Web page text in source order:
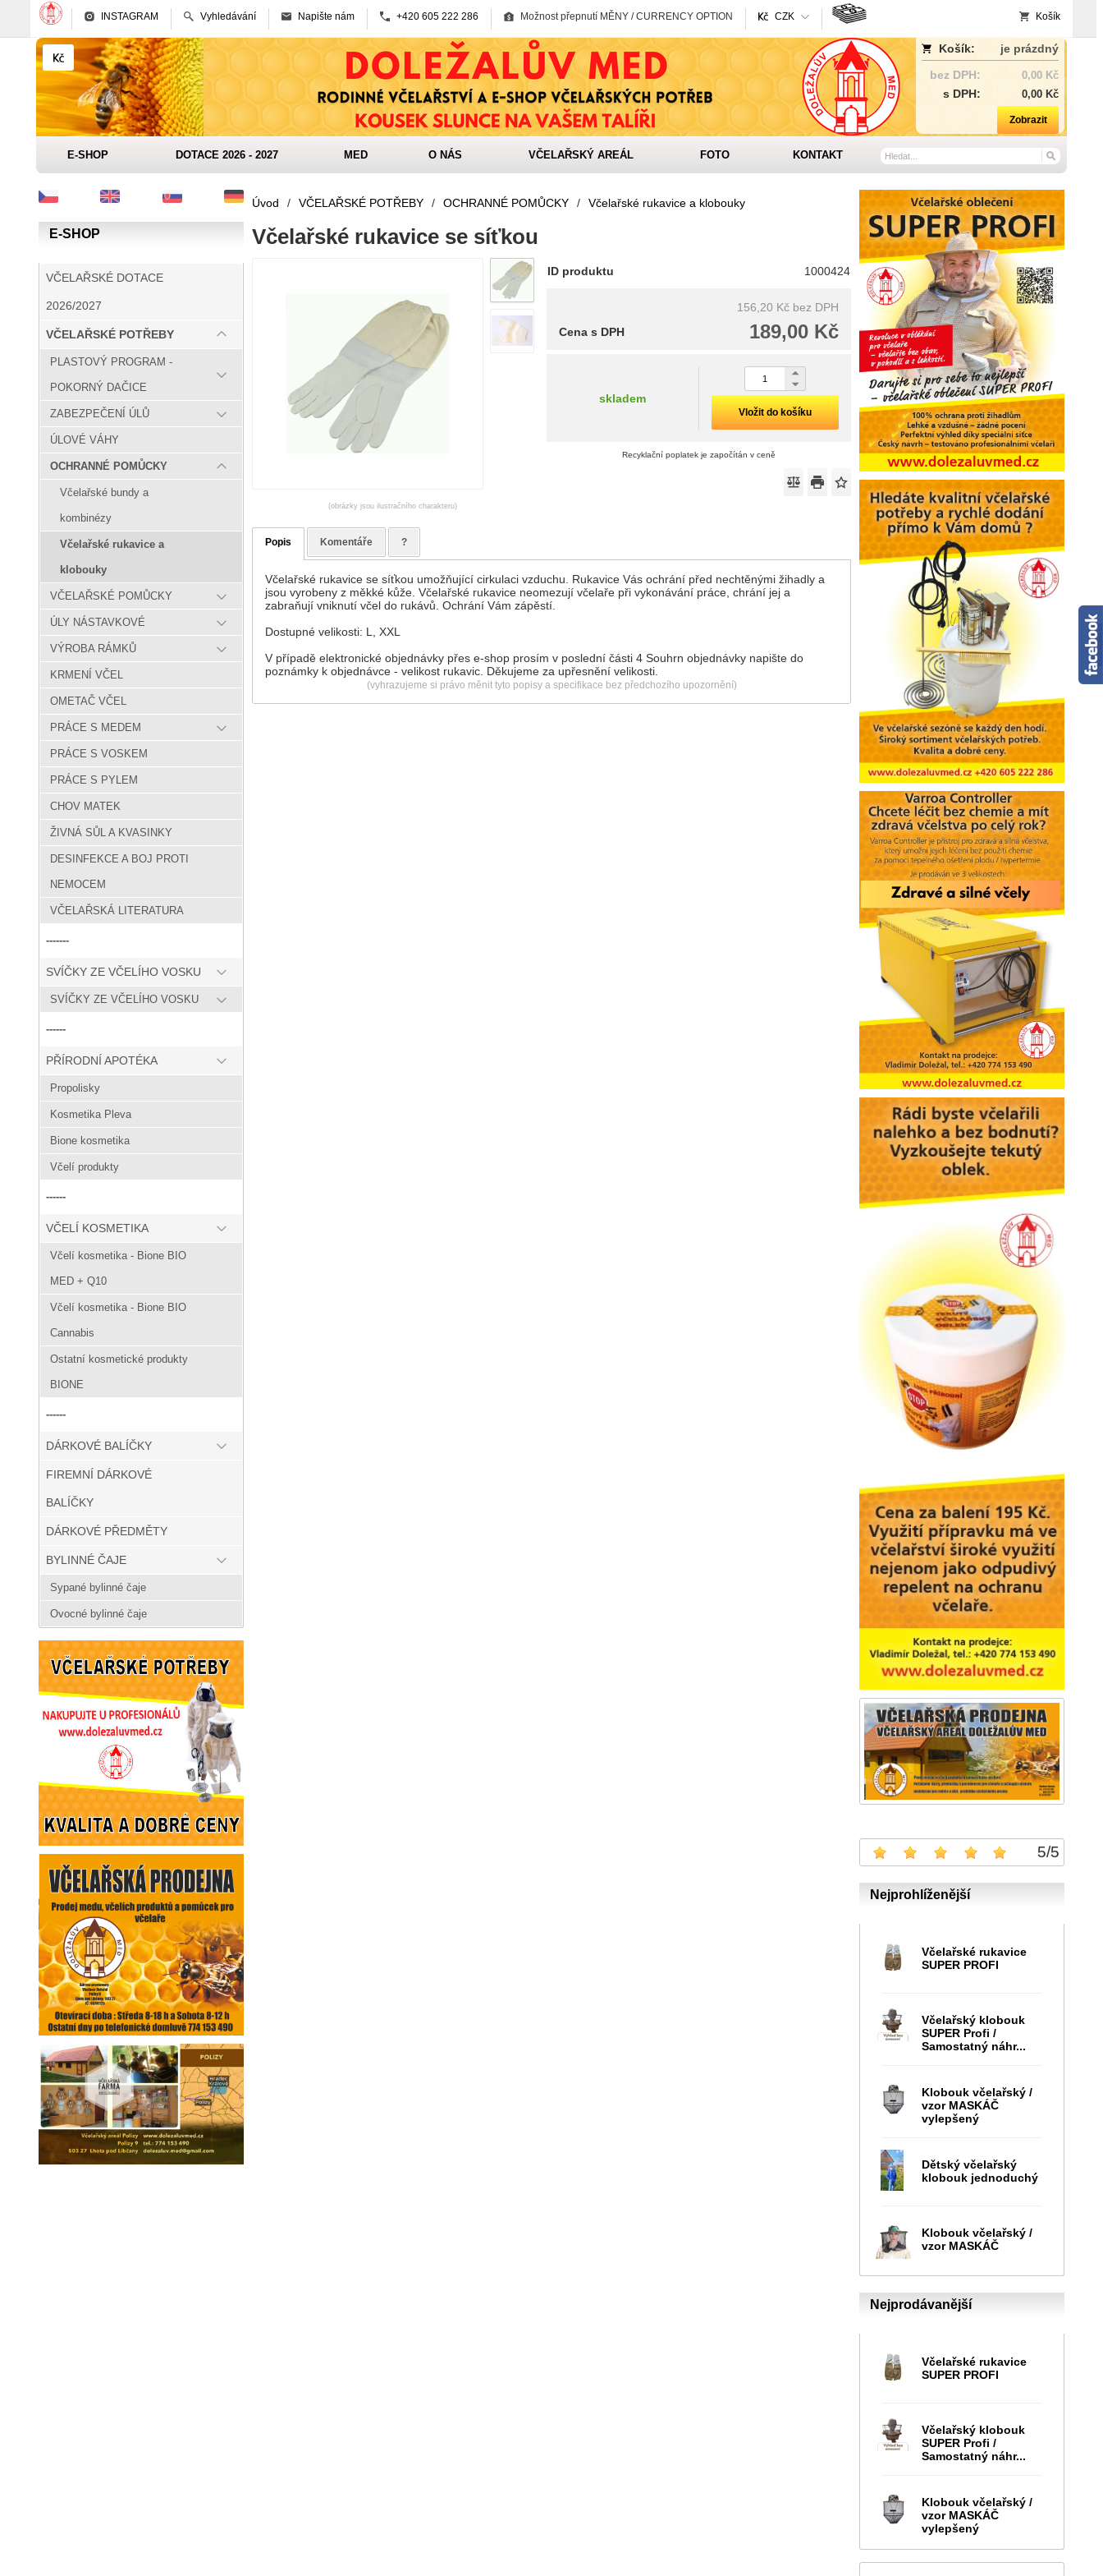
INSTAGRAM Vyhledávání Napište nám +420 605 222 286 Možnost přepnutí MĚNY / CURRENCY OPTION CZK Košík
Košík:
je prázdný
bez DPH:
0,00 Kč
s DPH: 0,00 Kč
Zobrazit
E-SHOP DOTACE 2026 - 2027 MED O NÁS VČELAŘSKÝ AREÁL FOTO KONTAKT
E-SHOP
VČELAŘSKÉ DOTACE
2026/2027
VČELAŘSKÉ POTŘEBY
PLASTOVÝ PROGRAM -
POKORNÝ DAČICE
ZABEZPEČENÍ ÚLŮ
ÚLOVÉ VÁHY
OCHRANNÉ POMŮCKY
Včelařské bundy a
kombinézy
Včelařské rukavice a
klobouky
VČELAŘSKÉ POMŮCKY
ÚLY NÁSTAVKOVÉ
VÝROBA RÁMKŮ
KRMENÍ VČEL
OMETAČ VČEL
PRÁCE S MEDEM
PRÁCE S VOSKEM
PRÁCE S PYLEM
CHOV MATEK
ŽIVNÁ SŮL A KVASINKY
DESINFEKCE A BOJ PROTI
NEMOCEM
VČELAŘSKÁ LITERATURA
-------
SVÍČKY ZE VČELÍHO VOSKU
SVÍČKY ZE VČELÍHO VOSKU
------
PŘÍRODNÍ APOTÉKA
Propolisky
Kosmetika Pleva
Bione kosmetika
Včelí produkty
------
VČELÍ KOSMETIKA
Včelí kosmetika - Bione BIO
MED + Q10
Včelí kosmetika - Bione BIO
Cannabis
Ostatní kosmetické produkty
BIONE
------
DÁRKOVÉ BALÍČKY
FIREMNÍ DÁRKOVÉ
BALÍČKY
DÁRKOVÉ PŘEDMĚTY
BYLINNÉ ČAJE
Sypané bylinné čaje
Ovocné bylinné čaje
5/5
Nejprohlíženější
Včelařské rukavice
SUPER PROFI
Včelařský klobouk
SUPER Profi /
Samostatný náhr...
Klobouk včelařský /
vzor MASKÁČ
vylepšený
Dětský včelařský
klobouk jednoduchý
Klobouk včelařský /
vzor MASKÁČ
Nejprodávanější
Včelařské rukavice
SUPER PROFI
Včelařský klobouk
SUPER Profi /
Samostatný náhr...
Klobouk včelařský /
vzor MASKÁČ
vylepšený
Úvod / VČELAŘSKÉ POTŘEBY / OCHRANNÉ POMŮCKY / Včelařské rukavice a klobouky
Včelařské rukavice se síťkou
(obrázky jsou ilustračního charakteru)
ID produktu 1000424
156,20 Kč bez DPH
189,00 Kč
Cena s DPH
skladem
Vložit do košíku
Recyklační poplatek je započítán v ceně
Popis Komentáře ?
Včelařské rukavice se síťkou umožňující cirkulaci vzduchu. Rukavice Vás ochrání před nechtěnými žihadly a
jsou vyrobeny z měkké kůže. Včelařské rukavice neomezují včelaře při vykonávání práce, chrání jej a
zabraňují vniknutí včel do rukávů. Ochrání Vám zápěstí.
Dostupné velikosti: L, XXL
V případě elektronické objednávky přes e-shop prosím v poslední části 4 Souhrn objednávky napište do
poznámky k objednávce - velikost rukavic. Děkujeme za upřesnění velikosti.
(vyhrazujeme si právo měnit tyto popisy a specifikace bez předchozího upozornění)